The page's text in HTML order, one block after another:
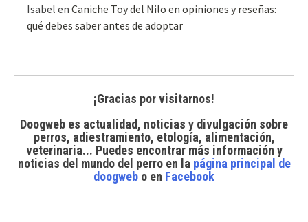
Isabel enCaniche Toy del Nilo en opiniones y reseñas:
qué debes saber antes de adoptar
¡Gracias por visitarnos!
Doogweb es actualidad, noticias y divulgación sobre
perros, adiestramiento, etología, alimentación,
veterinaria... Puedes encontrar más información y
noticias del mundo del perroen la página principal de
doogweb o en Facebook